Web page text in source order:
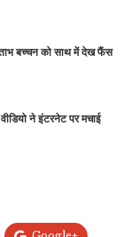
बच्चन को साथ में देख फैंस
ने इंटरनेट पर मचाई